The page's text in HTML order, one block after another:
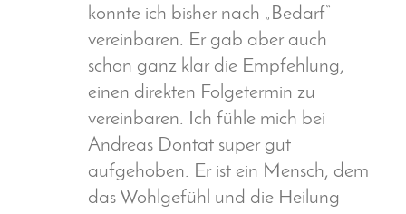
konnte ich bisher nach „Bedarf“
vereinbaren. Er gab aber auch
schon ganz klar die Empfehlung,
einen direkten Folgetermin zu
vereinbaren. Ich fühle mich bei
Andreas Dontat super gut
aufgehoben. Er ist ein Mensch, dem
das Wohlgefühl und die Heilung